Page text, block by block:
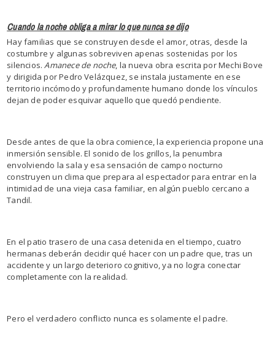
Cuando la noche obliga a mirar lo que nunca se dijo
Hay familias que se construyen desde el amor, otras, desde la
costumbre y algunas sobreviven apenas sostenidas por los
silencios.Amanece de noche, la nueva obra escrita por Mechi Bove
y dirigida por Pedro Velázquez, se instala justamente en ese
territorio incómodo y profundamente humano donde los vínculos
dejan de poder esquivar aquello que quedó pendiente.
Desde antes de que la obra comience, la experiencia propone una
inmersión sensible. El sonido de los grillos, la penumbra
envolviendo la sala y esa sensación de campo nocturno
construyen un clima que prepara al espectador para entrar en la
intimidad de una vieja casa familiar, en algún pueblo cercano a
Tandil.
En el patio trasero de una casa detenida en el tiempo, cuatro
hermanas deberán decidir qué hacer con un padre que, tras un
accidente y un largo deterioro cognitivo, ya no logra conectar
completamente con la realidad.
Pero el verdadero conflicto nunca es solamente el padre.